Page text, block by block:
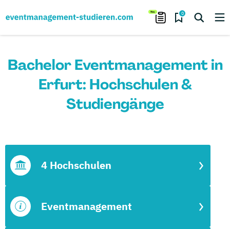
0
Bachelor Eventmanagement in
Erfurt: Hochschulen &
Studiengänge
Eventmanagement
4 Hochschulen